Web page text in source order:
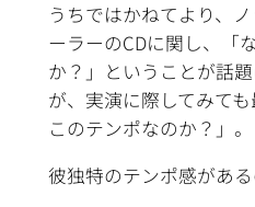
うちではかねてより、
ーラーのCDに関し、「
か？」ということが話
が、実演に際してみて
このテンポなのか？」。
彼独特のテンポ感がある